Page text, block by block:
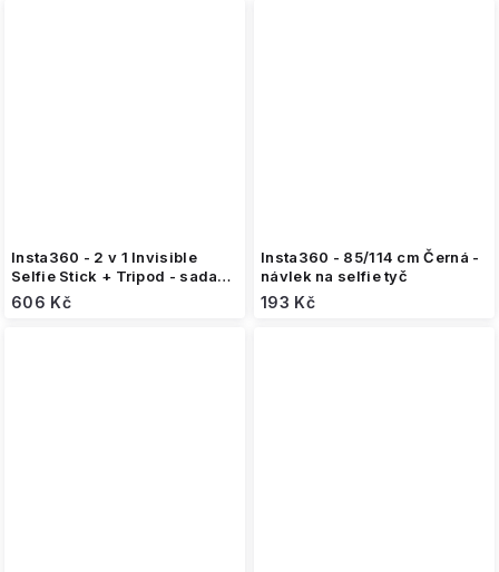
Insta360 - 2 v 1 Invisible
Selfie Stick + Tripod - sada
držáků
606 Kč
Insta360 - 85/114 cm Černá -
návlek na selfie tyč
193 Kč